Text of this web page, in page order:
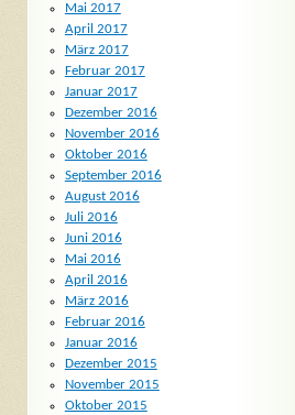
Mai 2017
April 2017
März 2017
Februar 2017
Januar 2017
Dezember 2016
November 2016
Oktober 2016
September 2016
August 2016
Juli 2016
Juni 2016
Mai 2016
April 2016
März 2016
Februar 2016
Januar 2016
Dezember 2015
November 2015
Oktober 2015